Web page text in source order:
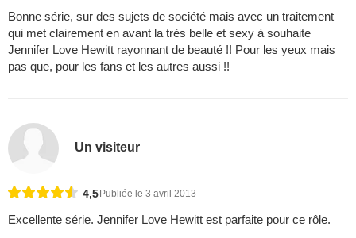
Bonne série, sur des sujets de société mais avec un traitement
qui met clairement en avant la très belle et sexy à souhaite
Jennifer Love Hewitt rayonnant de beauté !! Pour les yeux mais
pas que, pour les fans et les autres aussi !!
Un visiteur
4,5 Publiée le 3 avril 2013
Excellente série. Jennifer Love Hewitt est parfaite pour ce rôle.